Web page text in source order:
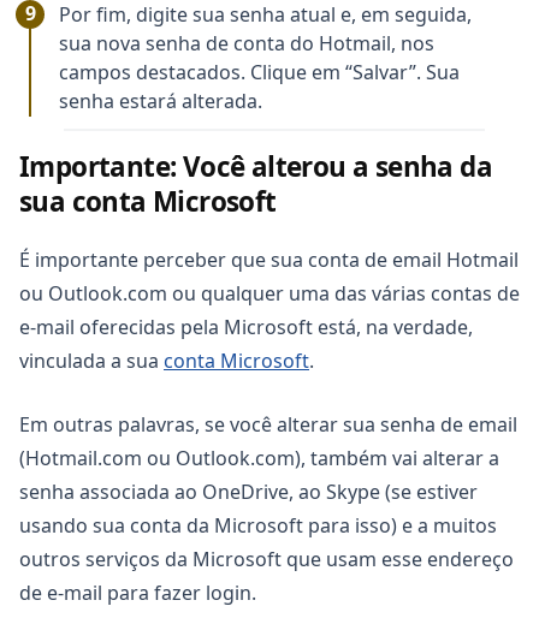
Por fim, digite sua senha atual e, em seguida,
sua nova senha de conta do Hotmail, nos
campos destacados. Clique em “Salvar”. Sua
senha estará alterada.
Importante: Você alterou a senha da
sua conta Microsoft
É importante perceber que sua conta de email Hotmail
ou Outlook.com ou qualquer uma das várias contas de
e-mail oferecidas pela Microsoft está, na verdade,
vinculada a sua conta Microsoft.
Em outras palavras, se você alterar sua senha de email
(Hotmail.com ou Outlook.com), também vai alterar a
senha associada ao OneDrive, ao Skype (se estiver
usando sua conta da Microsoft para isso) e a muitos
outros serviços da Microsoft que usam esse endereço
de e-mail para fazer login.